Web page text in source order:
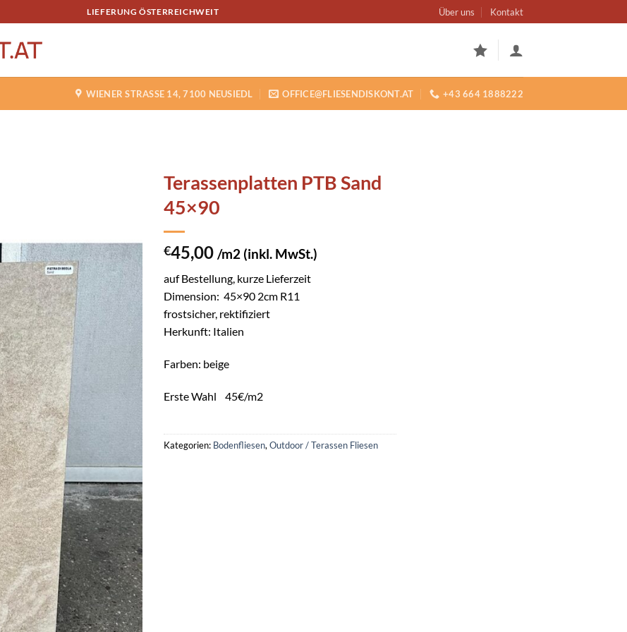
LIEFERUNG ÖSTERREICHWEIT Über uns Kontakt
WIENER STRASSE 14, 7100 NEUSIEDL OFFICE@FLIESENDISKONT.AT +43 664 1888222
Terassenplatten PTB Sand
45×90
€45,00 /m2 (inkl. MwSt.)
auf Bestellung, kurze Lieferzeit
Dimension: 45×90 2cm R11
frostsicher, rektifiziert
Herkunft: Italien
Farben: beige
Erste Wahl 45€/m2
Kategorien: Bodenfliesen, Outdoor / Terassen Fliesen